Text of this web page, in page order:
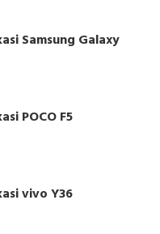
Samsung Galaxy
POCO F5
vivo Y36